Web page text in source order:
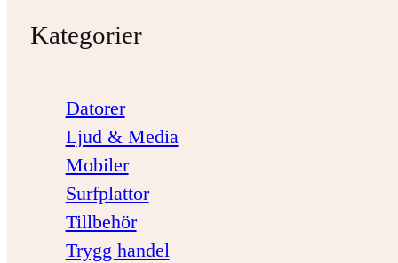
Kategorier
Datorer
Ljud & Media
Mobiler
Surfplattor
Tillbehör
Trygg handel